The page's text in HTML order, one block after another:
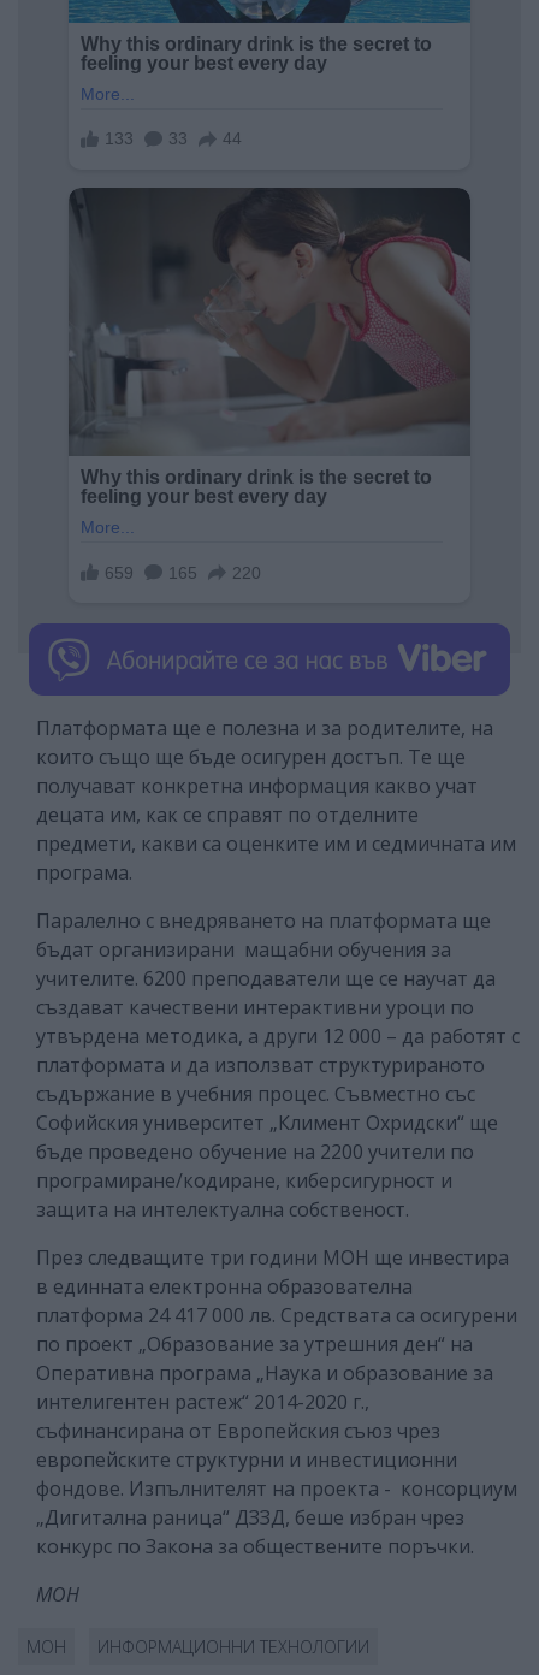
Платформата ще е полезна и за родителите, на
които също ще бъде осигурен достъп. Те ще
получават конкретна информация какво учат
децата им, как се справят по отделните
предмети, какви са оценките им и седмичната им
програма.
Паралелно с внедряването на платформата ще
бъдат организирани мащабни обучения за
учителите. 6200 преподаватели ще се научат да
създават качествени интерактивни уроци по
утвърдена методика, а други 12 000 – да работят с
платформата и да използват структурираното
съдържание в учебния процес. Съвместно със
Софийския университет „Климент Охридски“ ще
бъде проведено обучение на 2200 учители по
програмиране/кодиране, киберсигурност и
защита на интелектуална собственост.
През следващите три години МОН ще инвестира
в единната електронна образователна
платформа 24 417 000 лв. Средствата са осигурени
по проект „Образование за утрешния ден“ на
Оперативна програма „Наука и образование за
интелигентен растеж“ 2014-2020 г.,
съфинансирана от Европейския съюз чрез
европейските структурни и инвестиционни
фондове. Изпълнителят на проекта - консорциум
„Дигитална раница“ ДЗЗД, беше избран чрез
конкурс по Закона за обществените поръчки.
МОН
МОН ИНФОРМАЦИОННИ ТЕХНОЛОГИИ